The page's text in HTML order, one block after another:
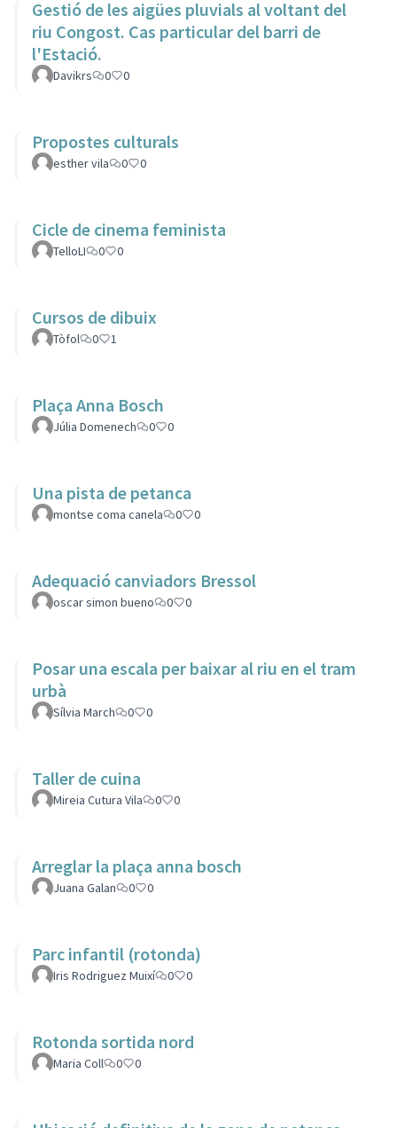
Gestió de les aigües pluvials al voltant del
riu Congost. Cas particular del barri de
l'Estació.
Davikrs 0 0
Propostes culturals
esther vila 0 0
Cicle de cinema feminista
TelloLI 0 0
Cursos de dibuix
Tòfol 0 1
Plaça Anna Bosch
Júlia Domenech 0 0
Una pista de petanca
montse coma canela 0 0
Adequació canviadors Bressol
oscar simon bueno 0 0
Posar una escala per baixar al riu en el tram
urbà
Sílvia March 0 0
Taller de cuina
Mireia Cutura Vila 0 0
Arreglar la plaça anna bosch
Juana Galan 0 0
Parc infantil (rotonda)
Iris Rodriguez Muixí 0 0
Rotonda sortida nord
Maria Coll 0 0